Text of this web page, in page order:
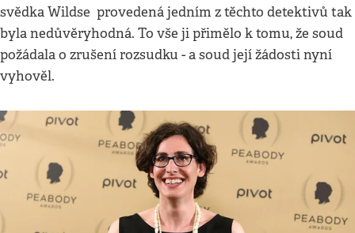
svědka Wildse provedená jedním z těchto detektivů tak
byla nedůvěryhodná. To vše ji přimělo k tomu, že soud
požádala o zrušení rozsudku - a soud její žádosti nyní
vyhověl.